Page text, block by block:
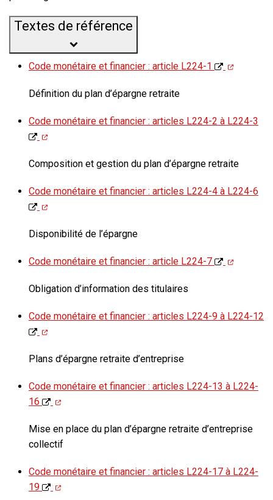
Textes de référence
Code monétaire et financier : article L224-1
Définition du plan d’épargne retraite
Code monétaire et financier : articles L224-2 à L224-3
Composition et gestion du plan d’épargne retraite
Code monétaire et financier : articles L224-4 à L224-6
Disponibilité de l’épargne
Code monétaire et financier : article L224-7
Obligation d’information des titulaires
Code monétaire et financier : articles L224-9 à L224-12
Plans d’épargne retraite d’entreprise
Code monétaire et financier : articles L224-13 à L224-
16
Mise en place du plan d’épargne retraite d’entreprise
collectif
Code monétaire et financier : articles L224-17 à L224-
19